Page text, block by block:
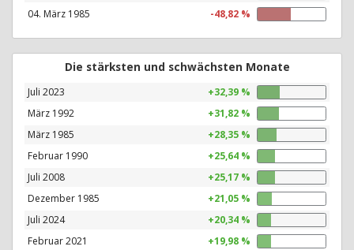
04. März 1985
-48,82 %
Die stärksten und schwächsten Monate
Juli 2023
+32,39 %
März 1992
+31,82 %
März 1985
+28,35 %
Februar 1990
+25,64 %
Juli 2008
+25,17 %
Dezember 1985
+21,05 %
Juli 2024
+20,34 %
Februar 2021
+19,98 %